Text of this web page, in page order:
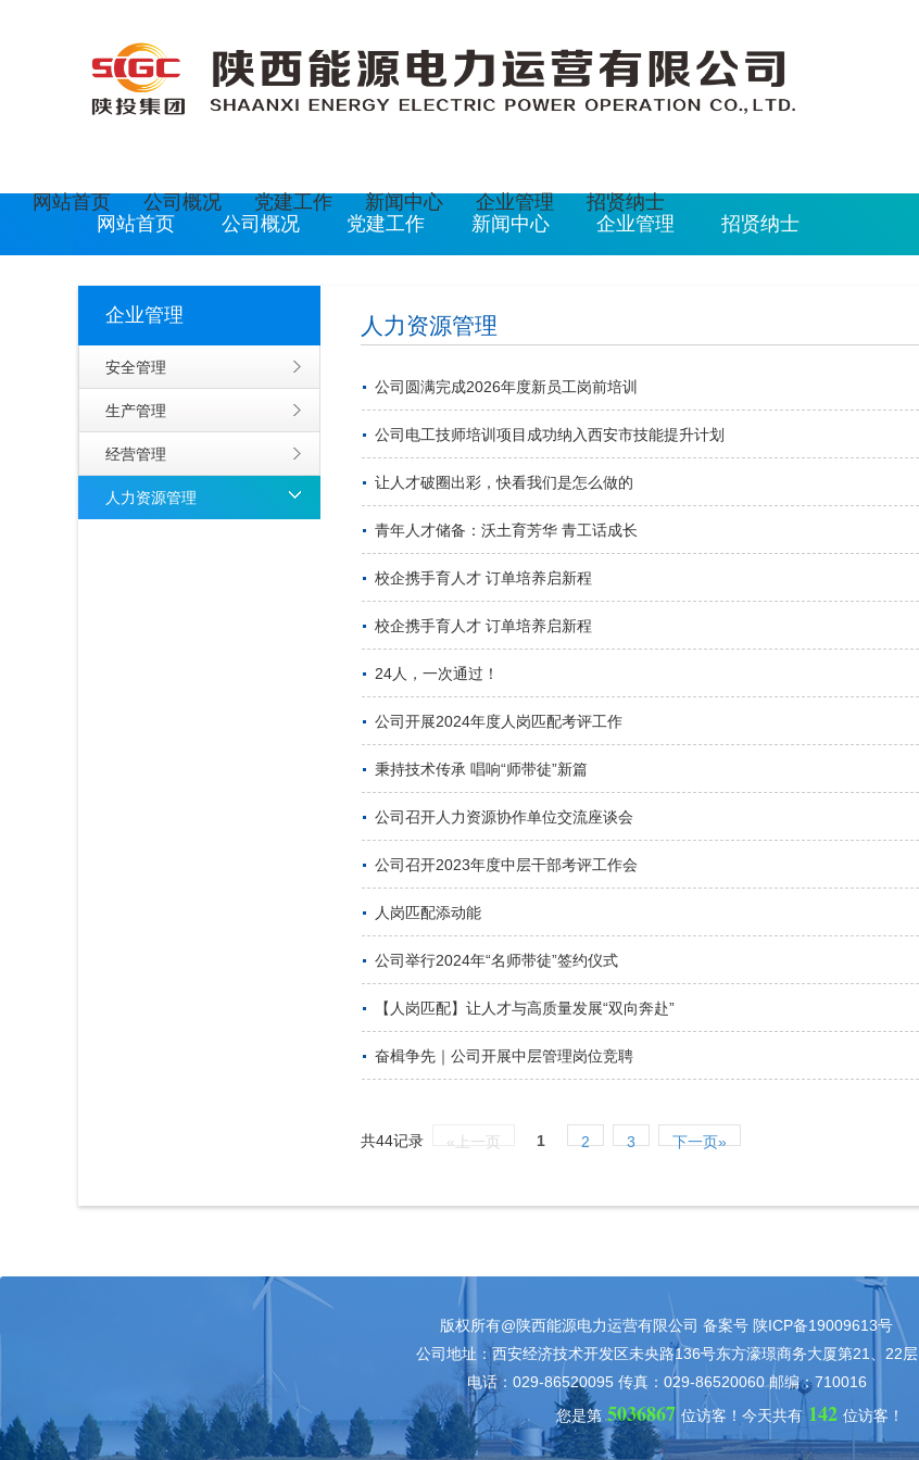
网站首页 公司概况 党建工作 新闻中心 企业管理
招贤纳士
网站首页
公司概况 党建工作 新闻中心 企业管理 招贤纳士
企业管理
安全管理
生产管理
经营管理
人力资源管理
人力资源管理
公司圆满完成2026年度新员工岗前培训
公司电工技师培训项目成功纳入西安市技能提升计划
让人才破圈出彩，快看我们是怎么做的
青年人才储备：沃土育芳华 青工话成长
校企携手育人才 订单培养启新程
校企携手育人才 订单培养启新程
24人，一次通过！
公司开展2024年度人岗匹配考评工作
秉持技术传承 唱响“师带徒”新篇
公司召开人力资源协作单位交流座谈会
公司召开2023年度中层干部考评工作会
人岗匹配添动能
公司举行2024年“名师带徒”签约仪式
【人岗匹配】让人才与高质量发展“双向奔赴”
奋楫争先｜公司开展中层管理岗位竞聘
共44记录 «上一页 1 2 3 下一页»
版权所有@陕西能源电力运营有限公司 备案号 陕ICP备19009613号
公司地址：西安经济技术开发区未央路136号东方濠璟商务大厦第21、22层
电话：029-86520095 传真：029-86520060 邮编：710016
您是第 5036867 位访客！ 今天共有 142 位访客！